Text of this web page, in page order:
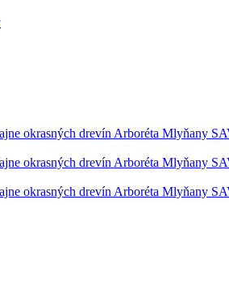
okrasných drevín Arboréta Mlyňany
okrasných drevín Arboréta Mlyňany
okrasných drevín Arboréta Mlyňany